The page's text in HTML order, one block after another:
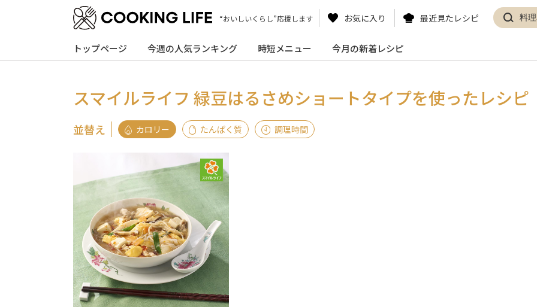
“おいしいくらし”応援します お気に入り 最近見たレシピ
トップページ 今週の人気ランキング 時短メニュー 今月の新着レシピ
スマイルライフ 緑豆はるさめショートタイプを使ったレシピ
並替え カロリー たんぱく質 調理時間